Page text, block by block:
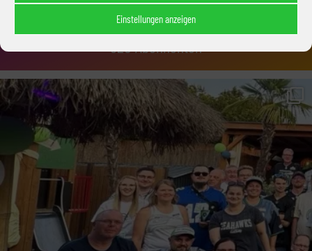
Einstellungen anzeigen
520 Abonnenten